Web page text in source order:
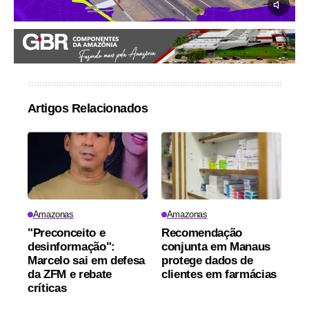
Artigos Relacionados
Amazonas
"Preconceito e
desinformação":
Marcelo sai em defesa
da ZFM e rebate
críticas
Amazonas
Recomendação
conjunta em Manaus
protege dados de
clientes em farmácias